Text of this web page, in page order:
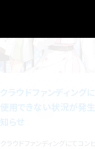
クラウドファンディング
使用できない状況が発
知らせ
クラウドファンディングにてコ